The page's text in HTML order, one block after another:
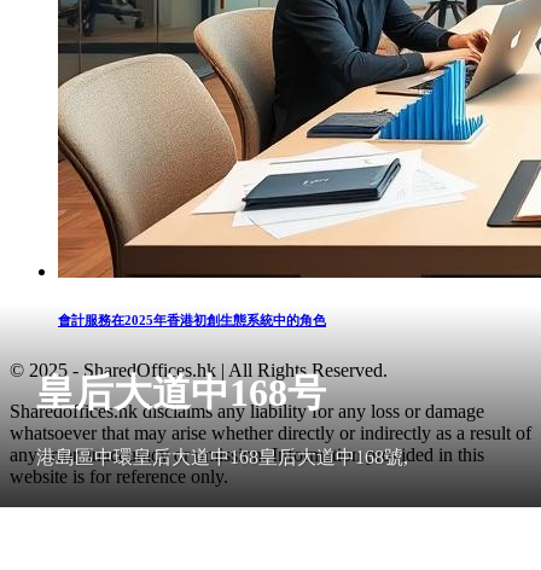
皇后大道中168号
港島區中環皇后大道中168皇后大道中168號,
會計服務在2025年香港初創生態系統中的角色
© 2025 - SharedOffices.hk | All Rights Reserved.
Sharedoffices.hk disclaims any liability for any loss or damage
whatsoever that may arise whether directly or indirectly as a result of
any error, inaccuracy or omission. Information provided in this
website is for reference only.